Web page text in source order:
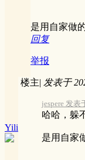
是用自家做
回复
举报
Yili
楼主| 发表于
jespere 发表
哈哈，躲
是用自家